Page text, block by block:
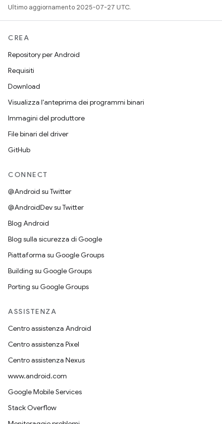
Ultimo aggiornamento 2025-07-27 UTC.
CREA
Repository per Android
Requisiti
Download
Visualizza l'anteprima dei programmi binari
Immagini del produttore
File binari del driver
GitHub
CONNECT
@Android su Twitter
@AndroidDev su Twitter
Blog Android
Blog sulla sicurezza di Google
Piattaforma su Google Groups
Building su Google Groups
Porting su Google Groups
ASSISTENZA
Centro assistenza Android
Centro assistenza Pixel
Centro assistenza Nexus
www.android.com
Google Mobile Services
Stack Overflow